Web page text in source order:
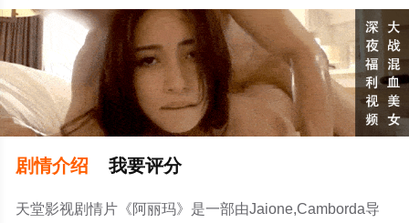
剧情介绍 我要评分
天堂影视剧情片《阿丽玛》是一部由Jaione,Camborda导